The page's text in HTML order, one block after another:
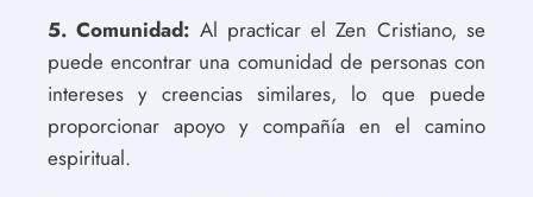
5. Comunidad: Al practicar el Zen Cristiano, se
puede encontrar una comunidad de personas con
intereses y creencias similares, lo que puede
proporcionar apoyo y compañía en el camino
espiritual.